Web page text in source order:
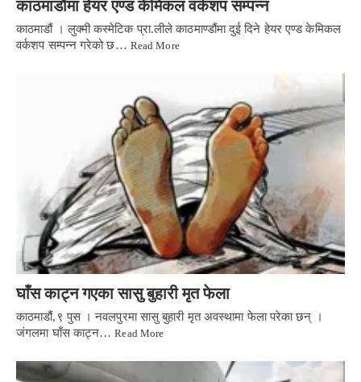
काठमाडौंमा हेयर एण्ड केमिकल वर्कशप सम्पन्न
काठमाडौं । लुक्मी कस्मेटिक प्रा.लीले काठमाण्डौंमा दुई दिने हेयर एण्ड केमिकल
वर्कशप सम्पन्न गरेको छ… Read More
घाँस काट्न गएका सासु बुहारी मृत फेला
काठमाडौं,९ पुस । नवलपुरमा सासु बुहारी मृत अवस्थामा फेला परेका छन् ।
जंगलमा घाँस काट्न…Read More